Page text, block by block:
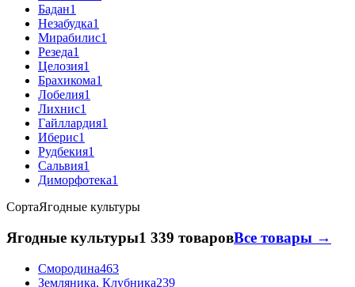
Бадан1
Незабудка1
Мирабилис1
Резеда1
Целозия1
Брахикома1
Лобелия1
Лихнис1
Гайллардия1
Иберис1
Рудбекия1
Сальвия1
Диморфотека1
СортаЯгодные культуры
Ягодные культуры1 339 товаровВсе товары →
Смородина463
Земляника, Клубника239